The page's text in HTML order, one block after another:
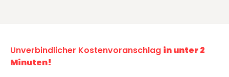
Unverbindlicher Kostenvoranschlag in unter 2
Minuten!